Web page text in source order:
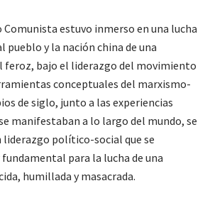
estuvo inmerso en una lucha
y la nación china de una
bajo el liderazgo del movimiento
conceptuales del marxismo-
de siglo, junto a las experiencias
manifestaban a lo largo del mundo, se
liderazgo político-social que se
para la lucha de una
humillada y masacrada.